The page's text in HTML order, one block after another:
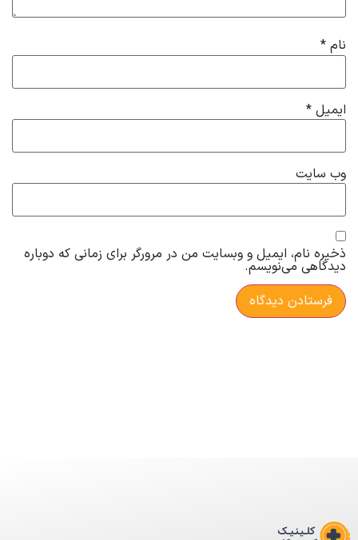
نام *
ایمیل *
وب‌ سایت
ذخیره نام، ایمیل و وبسایت من در مرورگر برای زمانی که دوباره
دیدگاهی می‌نویسم.